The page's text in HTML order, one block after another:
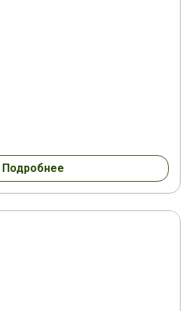
Подробнее